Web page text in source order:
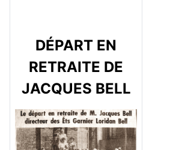
DÉPART EN
RETRAITE DE
JACQUES BELL